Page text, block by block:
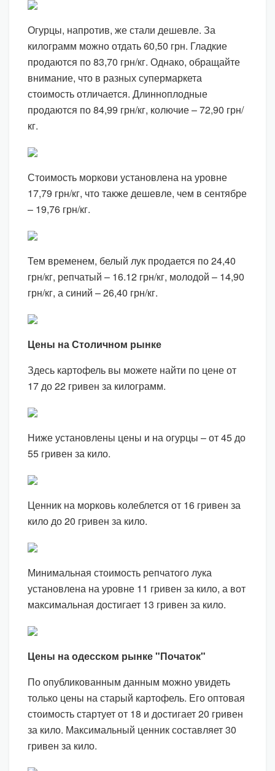
Огурцы, напротив, же стали дешевле. За
килограмм можно отдать 60,50 грн. Гладкие
продаются по 83,70 грн/кг. Однако, обращайте
внимание, что в разных супермаркета
стоимость отличается. Длинноплодные
продаются по 84,99 грн/кг, колючие – 72,90 грн/
кг.
Стоимость моркови установлена на уровне
17,79 грн/кг, что также дешевле, чем в сентябре
– 19,76 грн/кг.
Тем временем, белый лук продается по 24,40
грн/кг, репчатый – 16.12 грн/кг, молодой – 14,90
грн/кг, а синий – 26,40 грн/кг.
Цены на Столичном рынке
Здесь картофель вы можете найти по цене от
17 до 22 гривен за килограмм.
Ниже установлены цены и на огурцы – от 45 до
55 гривен за кило.
Ценник на морковь колеблется от 16 гривен за
кило до 20 гривен за кило.
Минимальная стоимость репчатого лука
установлена на уровне 11 гривен за кило, а вот
максимальная достигает 13 гривен за кило.
Цены на одесском рынке "Початок"
По опубликованным данным можно увидеть
только цены на старый картофель. Его оптовая
стоимость стартует от 18 и достигает 20 гривен
за кило. Максимальный ценник составляет 30
гривен за кило.